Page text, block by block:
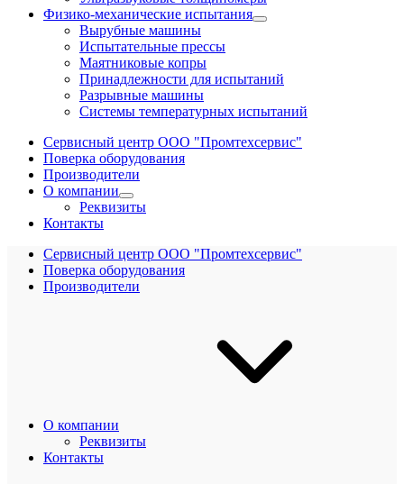
Физико-механические испытания
Вырубные машины
Испытательные прессы
Маятниковые копры
Принадлежности для испытаний
Разрывные машины
Системы температурных испытаний
Сервисный центр ООО "Промтехсервис"
Поверка оборудования
Производители
О компании
Реквизиты
Контакты
Сервисный центр ООО "Промтехсервис"
Поверка оборудования
Производители
О компании
Реквизиты
Контакты